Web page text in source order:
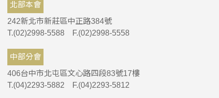
北部本會
242新北市新莊區中正路384號
T.(02)2998-5588 F.(02)2998-5558
中部分會
406台中市北屯區文心路四段83號17樓
T.(04)2293-5882 F.(04)2293-5812